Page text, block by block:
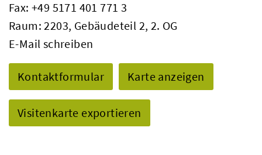
Fax: +49 5171 401 771 3
Raum: 2203, Gebäudeteil 2, 2. OG
E-Mail schreiben
Kontaktformular Karte anzeigen
Visitenkarte exportieren